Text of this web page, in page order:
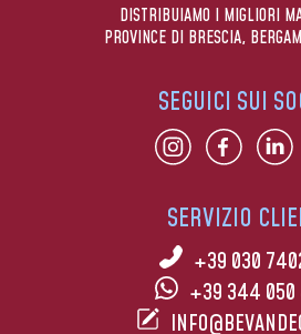
DISTRIBUIAMO I MIGLIORI
PROVINCE DI BRESCIA,
SERVIZIO
+39 030
+39 344 050
SEGUICI SUI